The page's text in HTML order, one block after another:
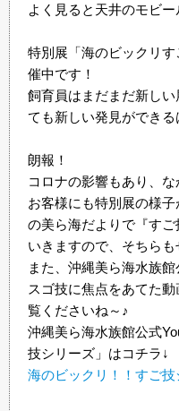
よく見ると天井のモビ
特別展「海のビックリ
催中です！
飼育員はまだまだ新し
ても新しい発見ができる
朗報！
コロナの影響もあり、
お客様にも特別展の様
の美ら海だよりで『す
いきますので、そちら
また、沖縄美ら海水族
スゴ技に焦点をあてた
覧くださいね～♪
沖縄美ら海水族館公式
技シリーズ」はコチラ↓
海のビックリ！！すご技